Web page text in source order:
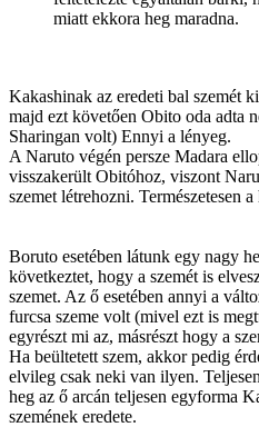
miatt ekkora heg maradna.
Kakashinak az eredeti bal szemét
majd ezt követően Obito oda adta
Sharingan volt) Ennyi a lényeg.
A Naruto végén persze Madara
visszakerült Obitóhoz, viszont
szemet létrehozni. Természetesen
Boruto esetében látunk egy nagy
következtet, hogy a szemét is
szemet. Az ő esetében annyi a
furcsa szeme volt (mivel ezt is
egyrészt mi az, másrészt hogy a
Ha beültetett szem, akkor pedig
elvileg csak neki van ilyen.
heg az ő arcán teljesen egyforma
szemének eredete.